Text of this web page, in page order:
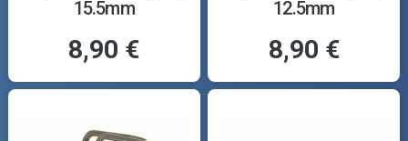
15.5mm
8,90 €
12.5mm
8,90 €